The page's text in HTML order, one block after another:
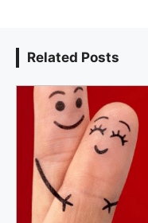
Related Posts